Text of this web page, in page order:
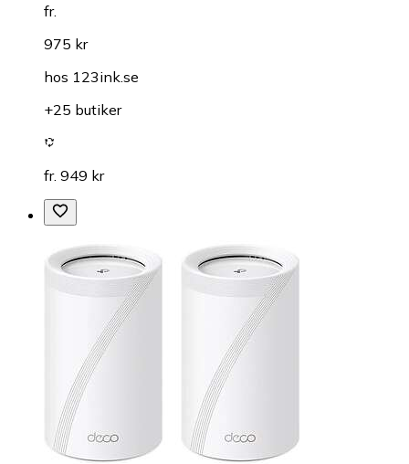
fr.
975 kr
hos 123ink.se
+25 butiker
fr. 949 kr